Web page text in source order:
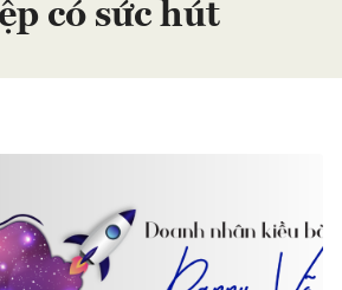
có sức hút